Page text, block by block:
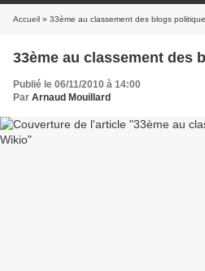
Accueil » 33ème au classement des blogs
33ème au classement des
Publié le 06/11/2010 à 14:00
Par Arnaud Mouillard